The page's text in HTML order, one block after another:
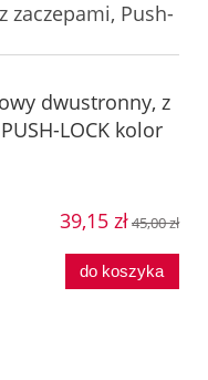
zaczepami, Push-
dwustronny, z
LOCK kolor
39,15 zł45,00 zł
do koszyka